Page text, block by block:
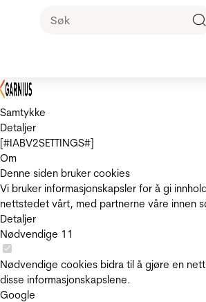
Samtykke
Detaljer
[#IABV2SETTINGS#]
Om
Denne siden bruker cookies
Vi bruker informasjonskapsler for å gi
nettstedet vårt, med partnerne våre innen
Detaljer
Nødvendige 11
Nødvendige cookies bidra til å gjøre en
disse informasjonskapslene.
Google